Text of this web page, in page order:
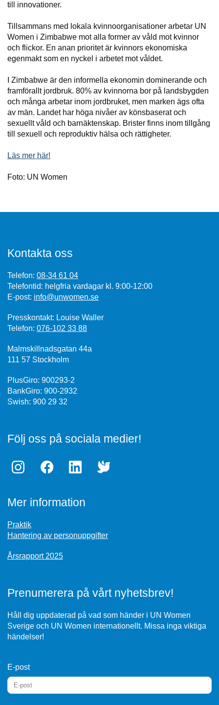
till innovationer.
Tillsammans med lokala kvinnoorganisationer arbetar UN
Women i Zimbabwe mot alla former av våld mot kvinnor
och flickor. En anan prioritet är kvinnors ekonomiska
egenmakt som en nyckel i arbetet mot våldet.
I Zimbabwe är den informella ekonomin dominerande och
framförallt jordbruk. 80% av kvinnorna bor på landsbygden
och många arbetar inom jordbruket, men marken ägs ofta
av män. Landet har höga nivåer av könsbaserat och
sexuellt våld och barnäktenskap. Brister finns inom tillgång
till sexuell och reproduktiv hälsa och rättigheter.
Läs mer här!
Foto: UN Women
Kontakta oss
Telefon: 08-34 61 04
Telefontid: helgfria vardagar kl. 9:00-12:00
E-post: info@unwomen.se
Presskontakt: Louise Waller
Telefon: 076-102 33 88
Malmskillnadsgatan 44a
111 57 Stockholm
PlusGiro: 900293-2
BankGiro: 900-2932
Swish: 900 29 32
Följ oss på sociala medier!
Mer information
Praktik
Hantering av personuppgifter
Årsrapport 2025
Prenumerera på vårt nyhetsbrev!
Håll dig uppdaterad på vad som händer i UN Women
Sverige och UN Women internationellt. Missa inga viktiga
händelser!
E-post